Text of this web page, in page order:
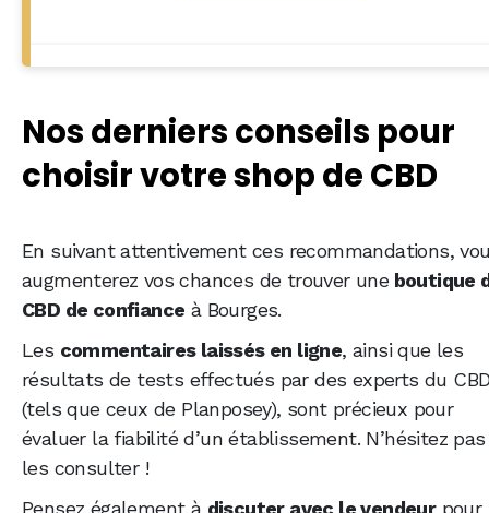
Nos derniers conseils pour
choisir votre shop de CBD
En suivant attentivement ces recommandations,
augmenterez vos chances de trouver une boutique
CBD de confiance à Bourges.
Les commentaires laissés en ligne, ainsi que les
résultats de tests effectués par des experts du
(tels que ceux de Planposey), sont précieux pour
évaluer la fiabilité d’un établissement. N’hésitez pas
les consulter !
Pensez également à discuter avec le vendeurpour